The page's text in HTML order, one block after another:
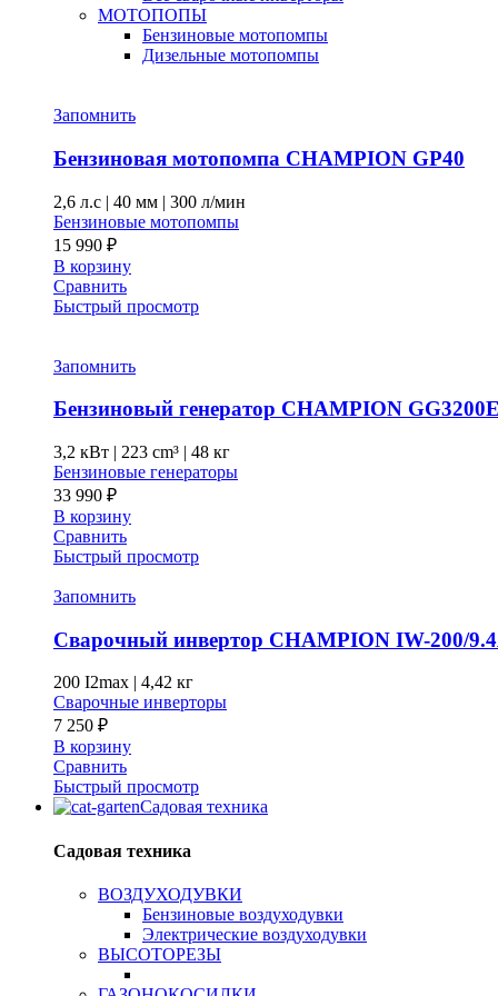
МОТОПОПЫ
Бензиновые мотопомпы
Дизельные мотопомпы
Запомнить
Бензиновая мотопомпа CHAMPION GP40
2,6 л.с | 40 мм | 300 л/мин
Бензиновые мотопомпы
15 990 ₽
В корзину
Сравнить
Быстрый просмотр
Запомнить
Бензиновый генератор CHAMPION
3,2 кВт | 223 cm³ | 48 кг
Бензиновые генераторы
33 990 ₽
В корзину
Сравнить
Быстрый просмотр
Запомнить
Сварочный инвертор CHAMPION IW-200/
200 I2max
4,42 кг
Сварочные инверторы
7 250 ₽
В корзину
Сравнить
Быстрый просмотр
Садовая техника
Садовая техника
ВОЗДУХОДУВКИ
Бензиновые воздуходувки
Электрические воздуходувки
ВЫСОТОРЕЗЫ